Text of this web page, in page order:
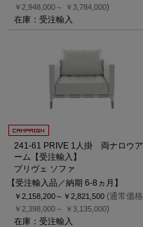
￥2,948,000～ ￥3,784,000)
在庫：受注輸入
241-61 PRIVE 1人掛 両ナロウア
ーム【受注輸入】
プリヴェ ソファ
【受注輸入品／納期 6-8ヵ月】
￥2,158,200～ ￥2,821,500 (通常価格
￥2,398,000～ ￥3,135,000)
在庫：受注輸入